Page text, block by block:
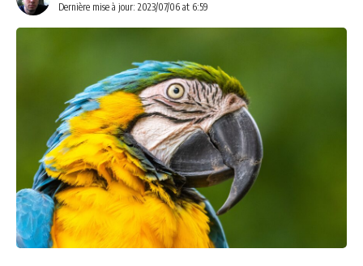
Dernière mise à jour: 2023/07/06 at 6:59